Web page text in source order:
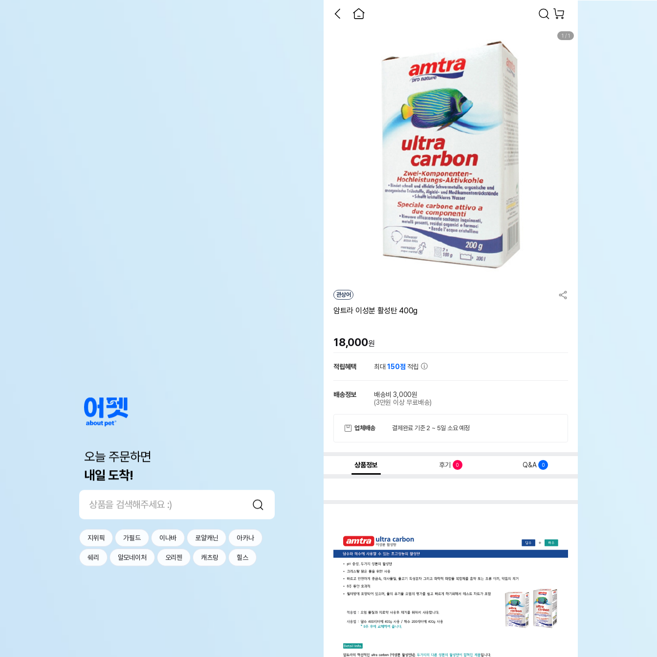
오늘 주문하면
내일 도착!
지위픽 가필드 이나바 로얄캐닌 아카나
쉐리 알모네이처 오리젠 캐츠랑 힐스
1 / 1
관상어
암트라 이성분 활성탄 400g
18,000원
적립혜택 최대150점 적립
배송정보
배송비 3,000원
(3만원 이상 무료배송)
업체배송 결제완료 기준 2 ~ 5일 소요 예정
상품정보 후기 0 Q&A 0